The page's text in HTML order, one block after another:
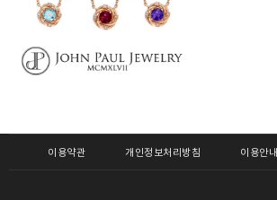
이용약관 개인정보처리방침 이용안내